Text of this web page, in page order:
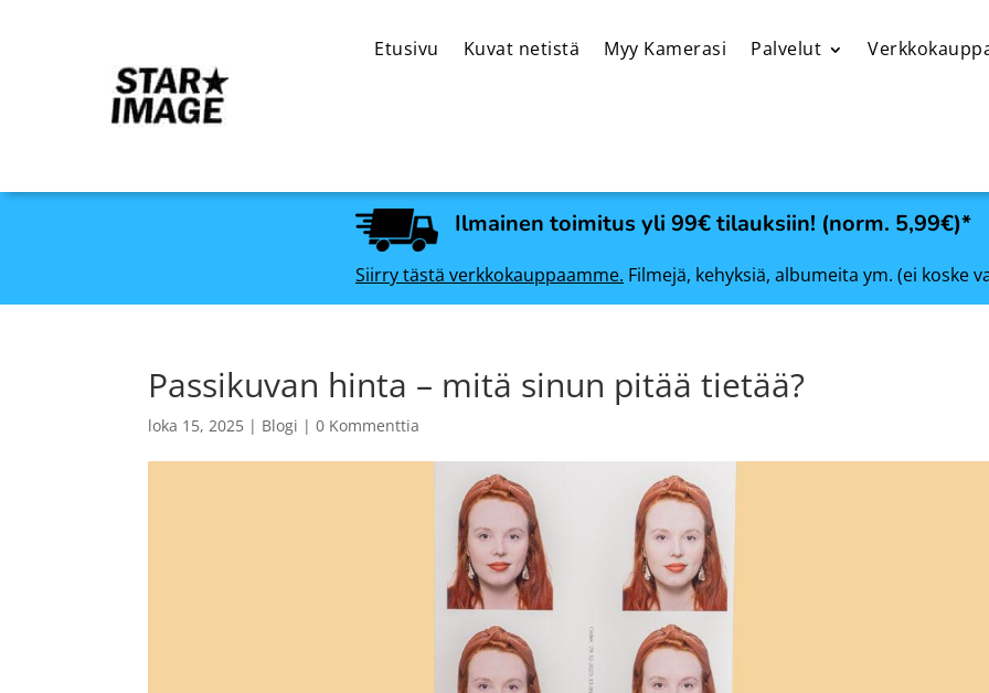
Etusivu Kuvat netistä Myy Kamerasi Palvelut
Ilmainen toimitus yli 99€ tilauksiin! (norm. 5,99€)*
Siirry tästä verkkokauppaamme. Filmejä, kehyksiä, albumeita ym. (ei koske
Passikuvan hinta – mitä sinun pitää tietää?
loka 15, 2025 | Blogi |0 Kommenttia